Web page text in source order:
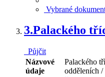
Vybrané
3.Palackého
Půjčit
Názvové
údaje
Palackého
odděleních /